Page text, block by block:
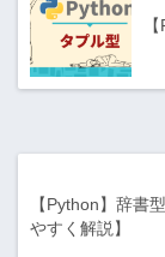
【Python】辞書
やすく解説】